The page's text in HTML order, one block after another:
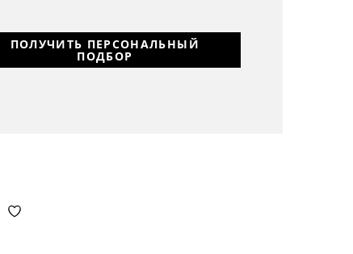
ПОЛУЧИТЬ ПЕРСОНАЛЬНЫЙ
ПОДБОР